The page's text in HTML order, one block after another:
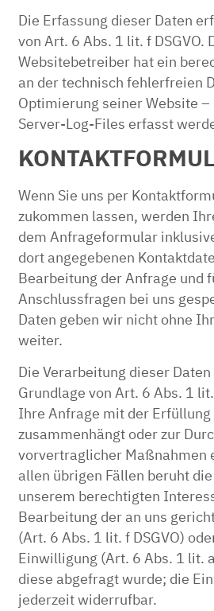
Die Erfassung dieser Daten
von Art. 6 Abs. 1 lit. f DSGVO.
Websitebetreiber hat ein
an der technisch fehlerfreien
Optimierung seiner Website
Server-Log-Files erfasst
Wenn Sie uns per
zukommen lassen, werden
dem Anfrageformular
dort angegebenen
Bearbeitung der Anfrage und
Anschlussfragen bei uns
Daten geben wir nicht ohne
weiter.
Die Verarbeitung dieser
Grundlage von Art. 6 Abs. 1
Ihre Anfrage mit der
zusammenhängt oder zur
vorvertraglicher Maßnahmen
allen übrigen Fällen beruht
unserem berechtigten
Bearbeitung der an uns
(Art. 6 Abs. 1 lit. f DSGVO)
Einwilligung (Art. 6 Abs. 1 lit.
diese abgefragt wurde; die
jederzeit widerrufbar.